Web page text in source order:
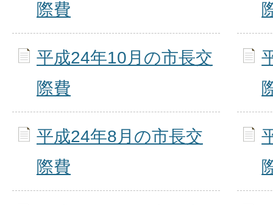
際費
平成24年10月の市長交
際費
平成24年8月の市長交
際費